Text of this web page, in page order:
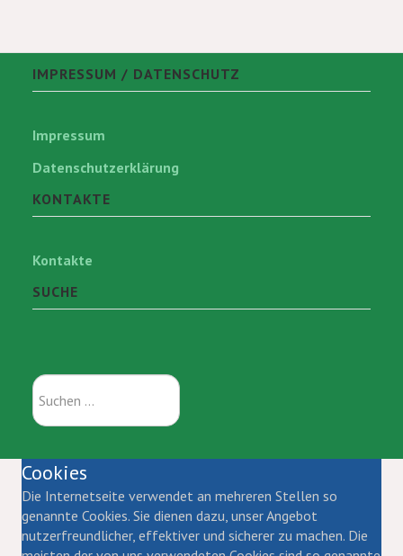
IMPRESSUM / DATENSCHUTZ
Impressum
Datenschutzerklärung
KONTAKTE
Kontakte
SUCHE
Suchen
...
Cookies
Die Internetseite verwendet an mehreren Stellen so
genannte Cookies. Sie dienen dazu, unser Angebot
nutzerfreundlicher, effektiver und sicherer zu machen. Die